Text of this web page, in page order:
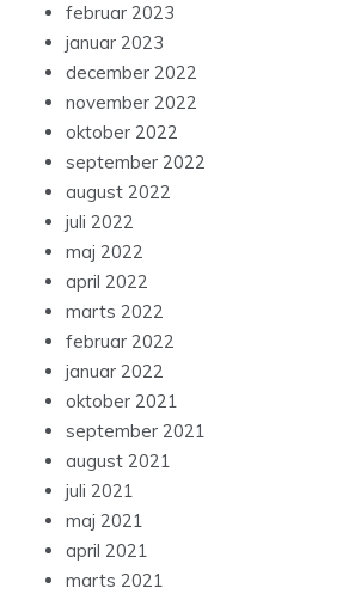
februar 2023
januar 2023
december 2022
november 2022
oktober 2022
september 2022
august 2022
juli 2022
maj 2022
april 2022
marts 2022
februar 2022
januar 2022
oktober 2021
september 2021
august 2021
juli 2021
maj 2021
april 2021
marts 2021